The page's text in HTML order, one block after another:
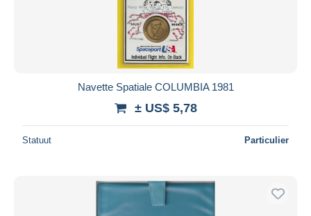
Navette Spatiale COLUMBIA 1981
± US$ 5,78
Statuut Particulier